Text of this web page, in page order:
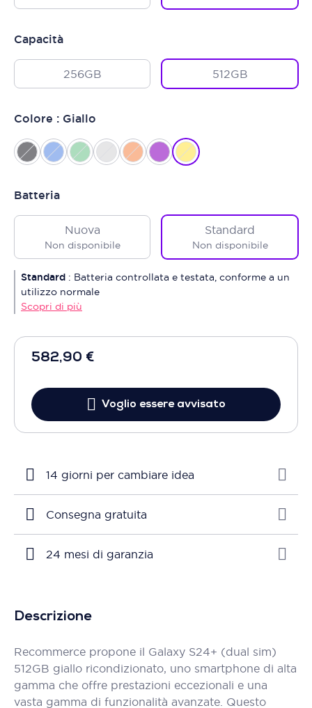
582,90 €
Voglio essere avvisato
Capacità
256GB 512GB
Colore : Giallo
Batteria
Nuova
Non disponibile
Standard
Non disponibile
Standard : Batteria controllata e testata, conforme a un
utilizzo normale
Scopri di più
14 giorni per cambiare idea
Consegna gratuita
24 mesi di garanzia
Descrizione
Recommerce propone il Galaxy S24+ (dual sim)
512GB giallo ricondizionato, uno smartphone di alta
gamma che offre prestazioni eccezionali e una
vasta gamma di funzionalità avanzate. Questo